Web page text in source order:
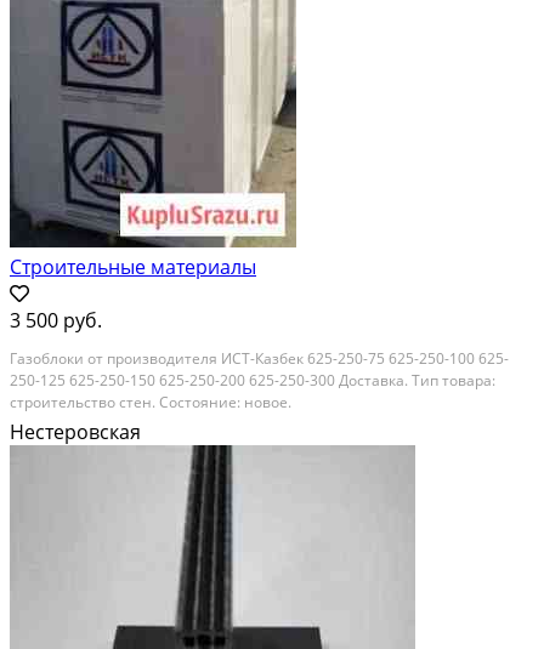
Строительные материалы
3 500 руб.
Газоблоки от производителя ИСТ-Казбек 625-250-75 625-250-100 625-
250-125 625-250-150 625-250-200 625-250-300 Доставка. Тип товара:
строительство стен. Состояние: новое.
Нестеровская